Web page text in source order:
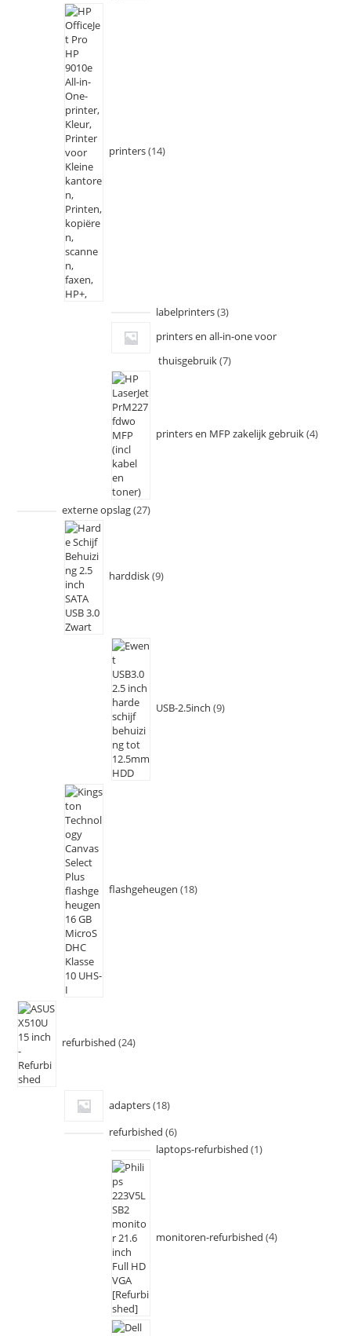
printers 14
labelprinters 3
printers en all-in-one voor
thuisgebruik 7
printers en MFP zakelijk gebruik 4
externe opslag 27
harddisk 9
USB-2.5inch 9
flashgeheugen 18
refurbished 24
adapters 18
refurbished 6
laptops-refurbished 1
monitoren-refurbished 4